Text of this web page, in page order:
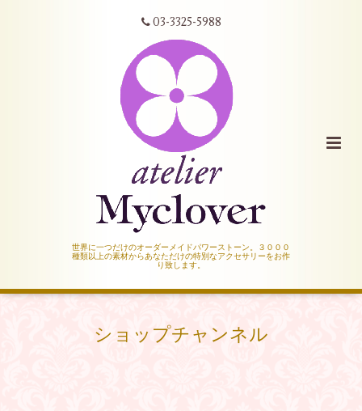
03-3325-5988
世界に一つだけのオーダーメイドパワーストーン。３０００
種類以上の素材からあなただけの特別なアクセサリーをお作
り致します。
ショップチャンネル